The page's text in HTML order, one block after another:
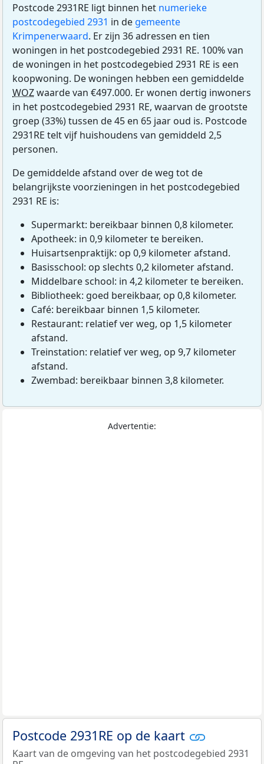
Postcode 2931RE ligt binnen het numerieke
postcodegebied 2931 in de gemeente
Krimpenerwaard. Er zijn 36 adressen en tien
woningen in het postcodegebied 2931 RE. 100% van
de woningen in het postcodegebied 2931 RE is een
koopwoning. De woningen hebben een gemiddelde
WOZwaarde van €497.000. Er wonen dertig inwoners
in het postcodegebied 2931 RE, waarvan de grootste
groep (33%) tussen de 45 en 65 jaar oud is. Postcode
2931RE telt vijf huishoudens van gemiddeld 2,5
personen.
De gemiddelde afstand over de weg tot de
belangrijkste voorzieningen in het postcodegebied
2931 RE is:
Supermarkt: bereikbaar binnen 0,8 kilometer.
Apotheek: in 0,9 kilometer te bereiken.
Huisartsenpraktijk: op 0,9 kilometer afstand.
Basisschool: op slechts 0,2 kilometer afstand.
Middelbare school: in 4,2 kilometer te bereiken.
Bibliotheek: goed bereikbaar, op 0,8 kilometer.
Café: bereikbaar binnen 1,5 kilometer.
Restaurant: relatief ver weg, op 1,5 kilometer
afstand.
Treinstation: relatief ver weg, op 9,7 kilometer
afstand.
Zwembad: bereikbaar binnen 3,8 kilometer.
Advertentie:
Postcode 2931RE op de kaart
Kaart van de omgeving van het postcodegebied 2931